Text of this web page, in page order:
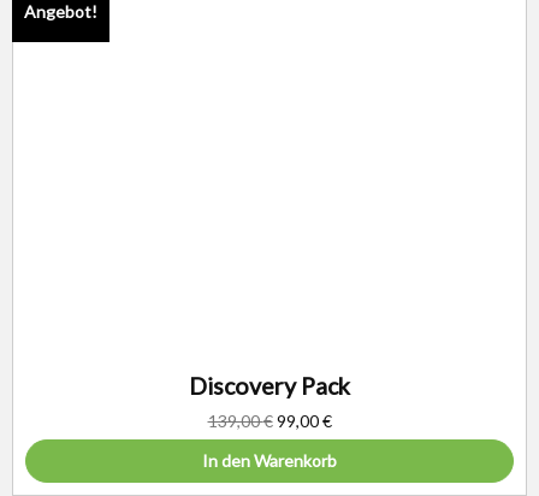
Angebot!
Discovery Pack
139,00€ 99,00€
In den Warenkorb